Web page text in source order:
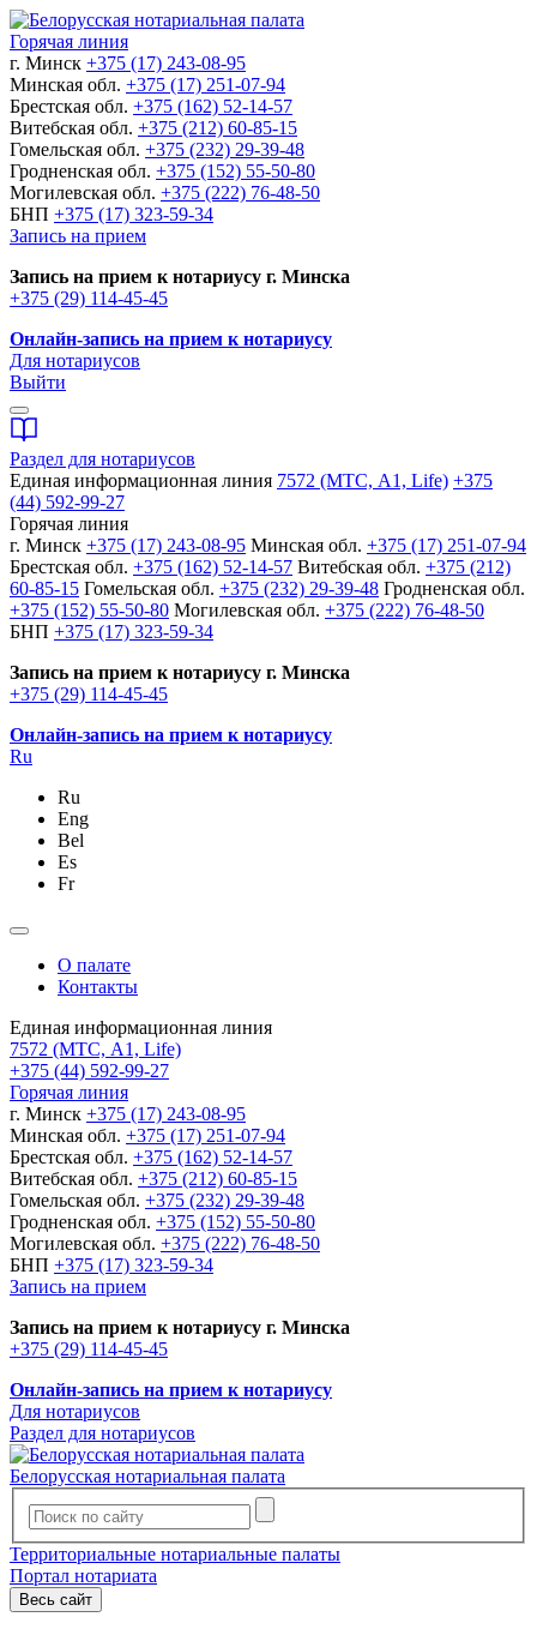
Горячая линия
г. Минск +375 (17) 243-08-95
Минская обл. +375 (17) 251-07-94
Брестская обл. +375 (162) 52-14-57
Витебская обл. +375 (212) 60-85-15
Гомельская обл. +375 (232) 29-39-48
Гродненская обл. +375 (152) 55-50-80
Могилевская обл. +375 (222) 76-48-50
БНП +375 (17) 323-59-34
Запись на прием
Запись на прием к нотариусу г. Минска
+375 (29) 114-45-45
Онлайн-запись на прием к нотариусу
Для нотариусов
Выйти
Раздел для нотариусов
Единая информационная линия 7572 (МТС, A1, Life) +375
(44) 592-99-27
Горячая линия
г. Минск +375 (17) 243-08-95 Минская обл. +375 (17) 251-07-94
Брестская обл. +375 (162) 52-14-57 Витебская обл. +375 (212)
60-85-15 Гомельская обл. +375 (232) 29-39-48 Гродненская обл.
+375 (152) 55-50-80 Могилевская обл. +375 (222) 76-48-50
БНП +375 (17) 323-59-34
Запись на прием к нотариусу г. Минска
+375 (29) 114-45-45
Онлайн-запись на прием к нотариусу
Ru
Ru
Eng
Bel
Es
Fr
О палате
Контакты
Единая информационная линия
7572 (МТС, A1, Life)
+375 (44) 592-99-27
Горячая линия
г. Минск +375 (17) 243-08-95
Минская обл. +375 (17) 251-07-94
Брестская обл. +375 (162) 52-14-57
Витебская обл. +375 (212) 60-85-15
Гомельская обл. +375 (232) 29-39-48
Гродненская обл. +375 (152) 55-50-80
Могилевская обл. +375 (222) 76-48-50
БНП +375 (17) 323-59-34
Запись на прием
Запись на прием к нотариусу г. Минска
+375 (29) 114-45-45
Онлайн-запись на прием к нотариусу
Для нотариусов
Раздел для нотариусов
Белорусская нотариальная палата
Территориальные нотариальные палаты
Портал нотариата
Весь сайт